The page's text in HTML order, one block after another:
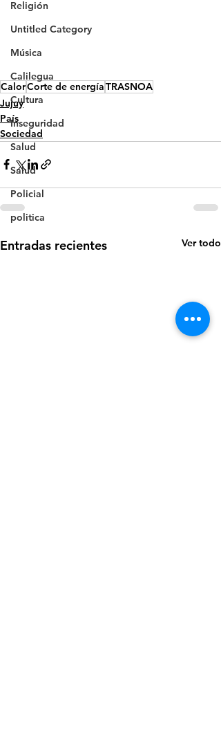
Religión
Untitled Category
Música
Calilegua
Cultura
Inseguridad
Salud
Salud
Policial
politica
CalorCorte de energíaTRASNOA
Jujuy
País
Sociedad
Entradas recientes Ver todo